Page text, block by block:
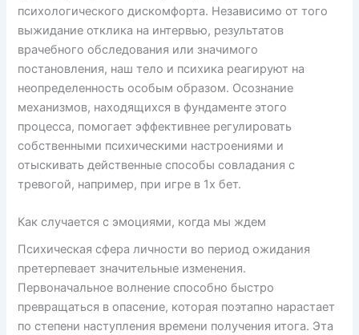
психологического дискомфорта. Независимо от того
выжидание отклика на интервью, результатов
врачебного обследования или значимого
постановления, наш тело и психика реагируют на
неопределенность особым образом. Осознание
механизмов, находящихся в фундаменте этого
процесса, помогает эффективнее регулировать
собственными психическими настроениями и
отыскивать действенные способы совладания с
тревогой, например, при игре в 1х бет.
Как случается с эмоциями, когда мы ждем
Психическая сфера личности во период ожидания
претерпевает значительные изменения.
Первоначальное волнение способно быстро
превращаться в опасение, которая поэтапно нарастает
по степени наступления времени получения итога. Эта